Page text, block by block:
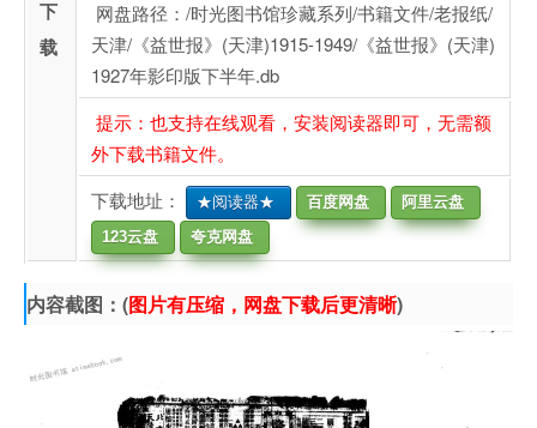
下
载
网盘路径：/时光图书馆珍藏系列/书籍文件/老报纸/
天津/《益世报》(天津)1915-1949/《益世报》(天津)
1927年影印版下半年.db
提示：也支持在线观看，安装阅读器即可，无需额
外下载书籍文件。
下载地址：
★阅读器★ 百度网盘
阿里云盘
123云盘
夸克网盘
内容截图：(图片有压缩，网盘下载后更清晰)